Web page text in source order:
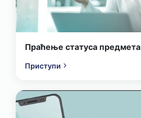
Праћење статуса предмета
Приступи